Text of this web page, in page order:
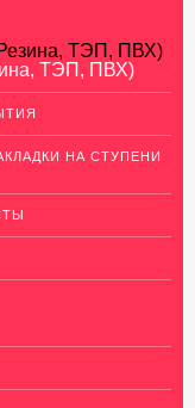
ТЭП, ПВХ)
ТЭП, ПВХ)
НА СТУПЕНИ